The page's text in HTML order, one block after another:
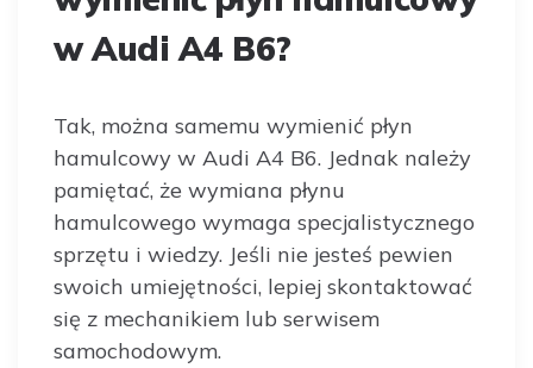
w Audi A4 B6?
Tak, można samemu wymienić płyn
hamulcowy w Audi A4 B6. Jednak należy
pamiętać, że wymiana płynu
hamulcowego wymaga specjalistycznego
sprzętu i wiedzy. Jeśli nie jesteś pewien
swoich umiejętności, lepiej skontaktować
się z mechanikiem lub serwisem
samochodowym.